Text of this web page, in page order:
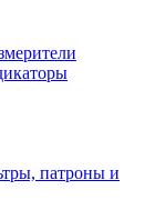
патроны и